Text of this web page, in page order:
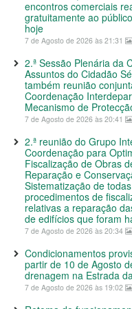
encontros comerciais
gratuitamente ao
hoje
7 de Agosto de 2026 às 21:31
2.ª Sessão Plenária da
Assuntos do Cidadão
também reunião
Coordenação
Mecanismo de
7 de Agosto de 2026 às 20:41
2.ª reunião do Grupo
Coordenação para
Fiscalização de Obras
Reparação e
Sistematização de
procedimentos de
relativas a reparação
de edifícios que foram
7 de Agosto de 2026 às 20:34
Condicionamentos
partir de 10 de Agosto
drenagem na Estrada
7 de Agosto de 2026 às 19:02